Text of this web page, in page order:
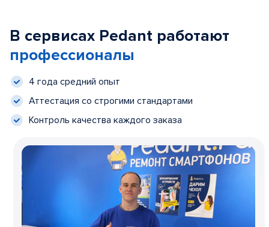
В сервисах Pedant работают
профессионалы
4 года средний опыт
Аттестация со строгими стандартами
Контроль качества каждого заказа